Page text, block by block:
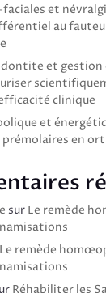
et
au
et gestion
clinique
et
prémolaires en
sur Le remède
Le remède
Réhabiliter les